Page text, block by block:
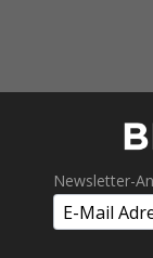
Newsletter-